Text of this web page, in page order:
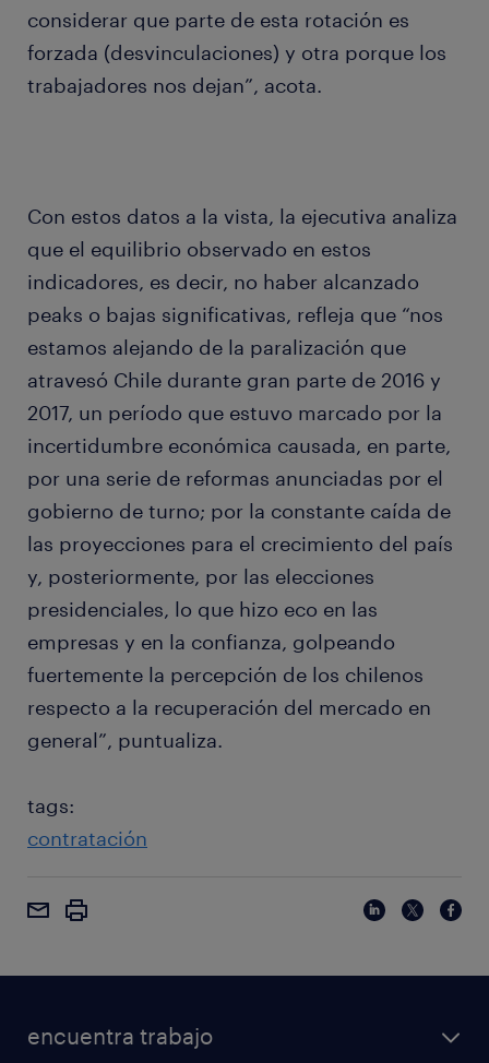
considerar que parte de esta rotación es
forzada (desvinculaciones) y otra porque los
trabajadores nos dejan”, acota.
Con estos datos a la vista, la ejecutiva analiza
que el equilibrio observado en estos
indicadores, es decir, no haber alcanzado
peaks o bajas significativas, refleja que “nos
estamos alejando de la paralización que
atravesó Chile durante gran parte de 2016 y
2017, un período que estuvo marcado por la
incertidumbre económica causada, en parte,
por una serie de reformas anunciadas por el
gobierno de turno; por la constante caída de
las proyecciones para el crecimiento del país
y, posteriormente, por las elecciones
presidenciales, lo que hizo eco en las
empresas y en la confianza, golpeando
fuertemente la percepción de los chilenos
respecto a la recuperación del mercado en
general”, puntualiza.
tags:
contratación
encuentra trabajo